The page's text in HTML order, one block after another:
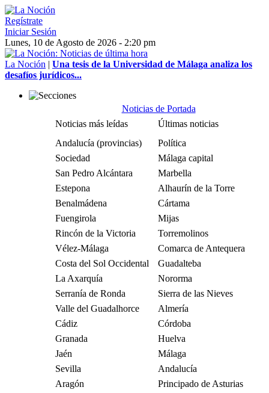
Regístrate
Iniciar Sesión
Lunes, 10 de Agosto de 2026 - 2:20 pm
La Noción | Una tesis de la Universidad de Málaga analiza los
desafíos jurídicos...
Noticias de Portada
Noticias más leídas
Últimas noticias
Andalucía (provincias)
Política
Sociedad
Málaga capital
San Pedro Alcántara
Marbella
Estepona
Alhaurín de la Torre
Benalmádena
Cártama
Fuengirola
Mijas
Rincón de la Victoria
Torremolinos
Vélez-Málaga
Comarca de Antequera
Costa del Sol Occidental
Guadalteba
La Axarquía
Nororma
Serranía de Ronda
Sierra de las Nieves
Valle del Guadalhorce
Almería
Cádiz
Córdoba
Granada
Huelva
Jaén
Málaga
Sevilla
Andalucía
Aragón
Principado de Asturias